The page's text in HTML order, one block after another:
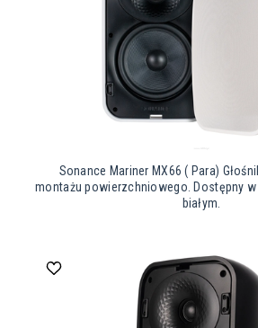
Sonance Mariner MX66 ( Para)
montażu powierzchniowego. Dostępny
białym.